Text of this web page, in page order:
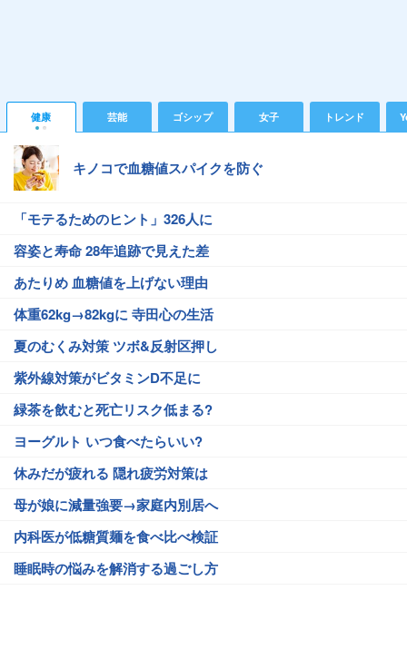
健康 芸能 ゴシップ 女子 トレンド
キノコで血糖値スパイクを防ぐ
「モテるためのヒント」326人に
容姿と寿命 28年追跡で見えた差
あたりめ 血糖値を上げない理由
体重62kg→82kgに 寺田心の生活
夏のむくみ対策 ツボ&反射区押し
紫外線対策がビタミンD不足に
緑茶を飲むと死亡リスク低まる?
ヨーグルト いつ食べたらいい?
休みだが疲れる 隠れ疲労対策は
母が娘に減量強要→家庭内別居へ
内科医が低糖質麺を食べ比べ検証
睡眠時の悩みを解消する過ごし方